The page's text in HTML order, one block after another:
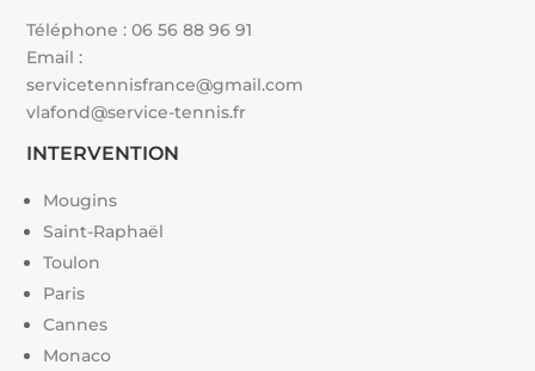
Téléphone :06 56 88 96 91
Email :
servicetennisfrance@gmail.com
vlafond@service-tennis.fr
INTERVENTION
Mougins
Saint-Raphaël
Toulon
Paris
Cannes
Monaco